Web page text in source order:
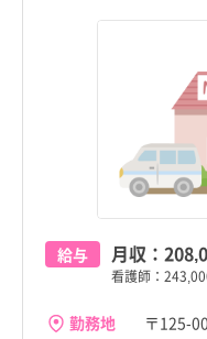
給与 月収：
看護師：
勤務地
〒125-